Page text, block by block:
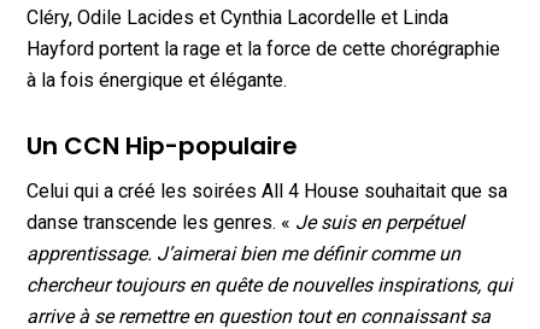
Cléry, Odile Lacides et Cynthia Lacordelle et Linda
Hayford portent la rage et la force de cette chorégraphie
à la fois énergique et élégante.
Un CCN Hip-populaire
Celui qui a créé les soirées All 4 House souhaitait que sa
danse transcende les genres. « Je suis en perpétuel
apprentissage. J’aimerai bien me définir comme un
chercheur toujours en quête de nouvelles inspirations, qui
arrive à se remettre en question tout en connaissant sa